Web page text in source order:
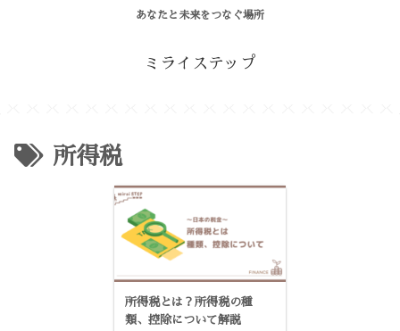
あなたと未来をつなぐ場所
ミライステップ
所得税
所得税とは？所得税の種
類、控除について解説